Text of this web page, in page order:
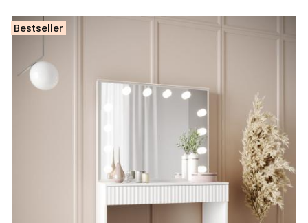
Bestseller